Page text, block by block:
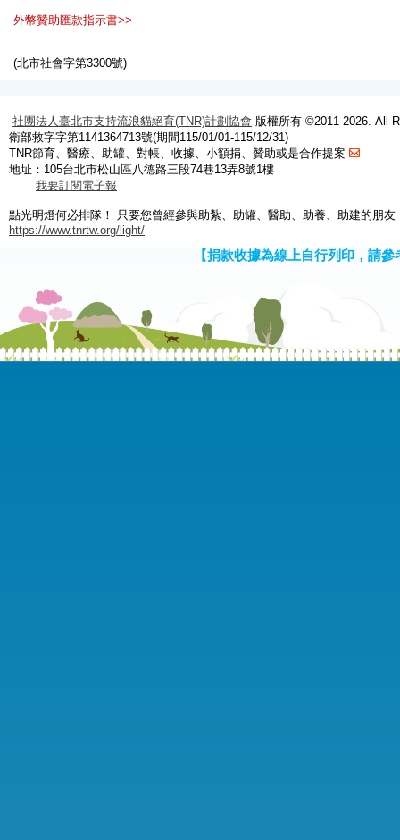
外幣贊助匯款指示書>>
(北市社會字第3300號)
社團法人臺北市支持流浪貓絕育(TNR)計劃協會 版權所有 ©2011-2026. All
衛部救字字第1141364713號(期間115/01/01-115/12/31)
TNR節育、醫療、助罐、對帳、收據、小額捐、贊助或是合作提案
地址：105台北市松山區八德路三段74巷13弄8號1樓
我要訂閱電子報
點光明燈何必排隊！ 只要您曾經參與助紮、助罐、醫助、助養、助建的朋
https://www.tnrtw.org/light/
【捐款收據為線上自行列印，請參